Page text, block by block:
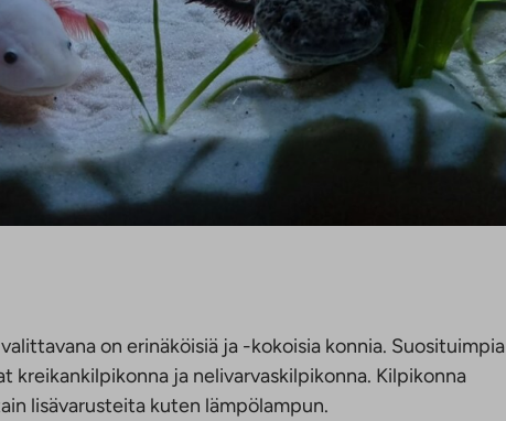
on erinäköisiä ja -kokoisia konnia. Suosituimpia
kreikankilpikonna ja nelivarvaskilpikonna. Kilpikonna
lisävarusteita kuten lämpölampun.